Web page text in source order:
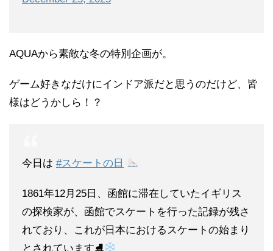
AQUAから素敵な冬の特別企画が。
ゲーム好きなだけにインドア派だと思うのだけど、皆
様はどうかしら！？
今日は #スケートの日
1861年12月25日、函館に滞在していたイギリス
の探検家が、函館でスケートを行った記録が残さ
れており、これが日本におけるスケートの始まり
とされています⛸